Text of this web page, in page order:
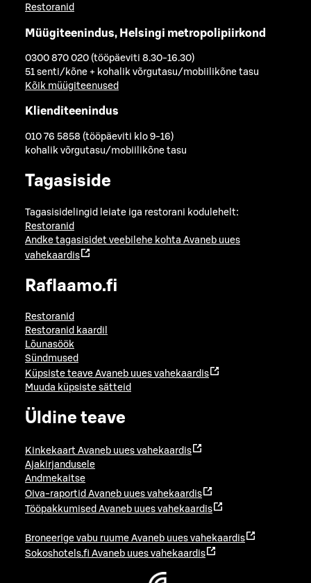
Restoranid
Müügiteenindus, Helsingi metropolipiirkond
0300 870 020 (tööpäeviti 8.30-16.30)
51 senti/kõne + kohalik võrgutasu/mobiilikõne tasu
Kõik müügiteenused
Klienditeenindus
010 76 5858 (tööpäeviti klo 9-16)
kohalik võrgutasu/mobiilikõne tasu
Tagasiside
Tagasisidelingid leiate iga restorani kodulehelt:
Restoranid
Andke tagasisidet veebilehe kohta Avaneb uues
vahekaardis
Raflaamo.fi
Restoranid
Restoranid kaardil
Lõunasöök
Sündmused
Küpsiste teave Avaneb uues vahekaardis
Muuda küpsiste sätteid
Üldine teave
Kinkekaart Avaneb uues vahekaardis
Ajakirjandusele
Andmekaitse
Oiva-raportid Avaneb uues vahekaardis
Tööpakkumised Avaneb uues vahekaardis
Broneerige vabu ruume Avaneb uues vahekaardis
Sokoshotels.fi Avaneb uues vahekaardis